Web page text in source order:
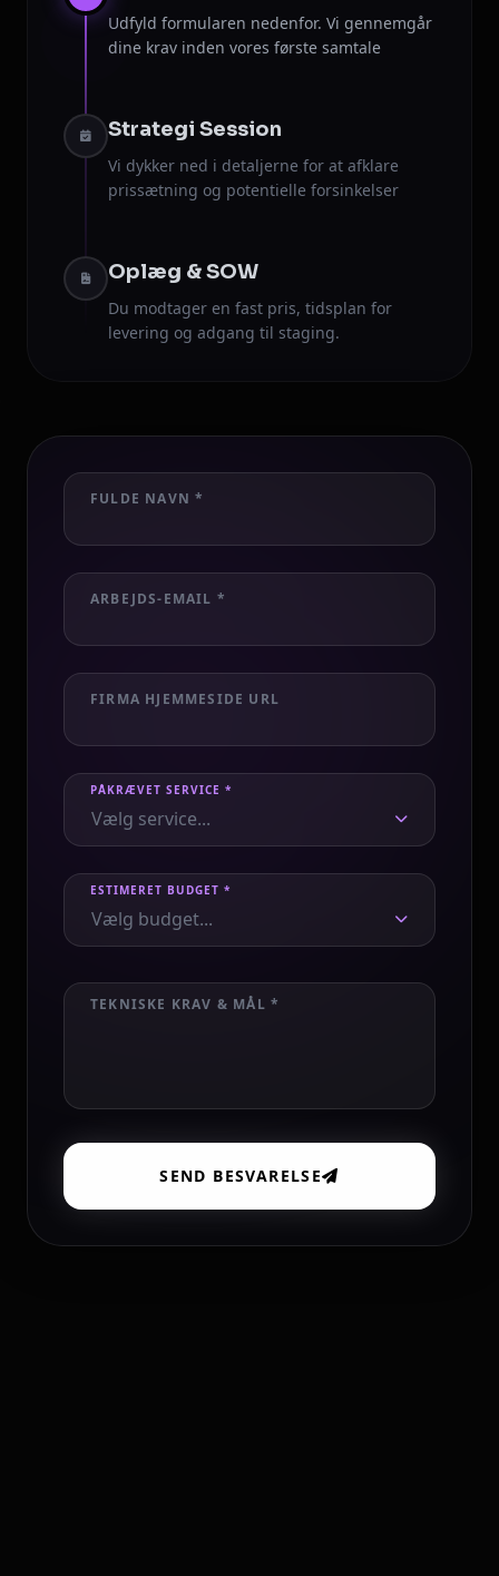
Udfyld formularen nedenfor. Vi gennemgår
dine krav inden vores første samtale
Strategi Session
Vi dykker ned i detaljerne for at afklare
prissætning og potentielle forsinkelser
Oplæg & SOW
Du modtager en fast pris, tidsplan for
levering og adgang til staging.
FULDE NAVN *
ARBEJDS-EMAIL *
FIRMA HJEMMESIDE URL
PÅKRÆVET SERVICE *
Vælg service...
ESTIMERET BUDGET *
Vælg budget...
TEKNISKE KRAV & MÅL *
SEND BESVARELSE